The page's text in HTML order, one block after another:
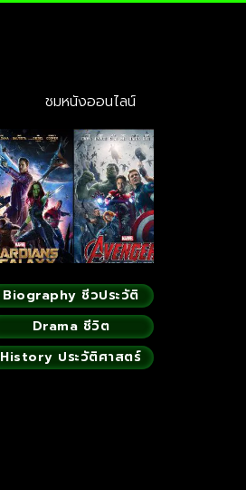
ชมหนังออนไลน์
Biography ชีวประวัติ
Drama ชีวิต
History ประวัติศาสตร์